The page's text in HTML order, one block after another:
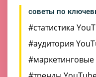
советы по
#статистика
#аудитория